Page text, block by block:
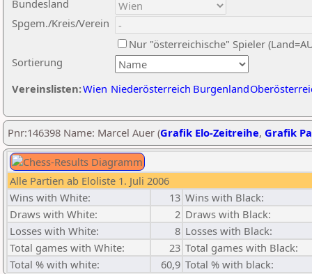
Sortierung
Bundesland
Spgem./Kreis/Verein
Nur "österreichische" Spieler
Vereinslisten:Wien Niederösterreich Burgenland
Pnr:146398 Name: Marcel Auer (Grafik Elo-Zeitreihe, Grafik
Alle Partien ab Eloliste 1. Juli 2006
Wins with White:
13 Wins with Black:
Draws with White:
2 Draws with Black:
Losses with White:
8 Losses with Black:
Total games with White:
23 Total games with Black:
Total % with white:
60,9 Total % with black: